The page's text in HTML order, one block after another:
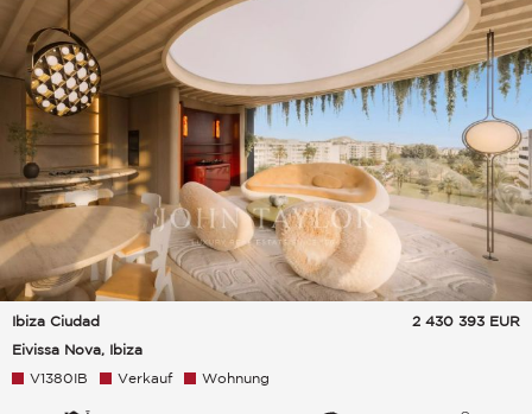
Ibiza Ciudad
Eivissa Nova, Ibiza
2 430 393 EUR
V1380IB Verkauf Wohnung